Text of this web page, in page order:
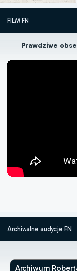
FILM FN
Prawdziwe
Archiwalne audycje FN